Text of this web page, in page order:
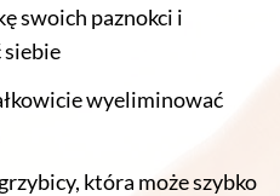
swoich paznokci i
siebie
wyeliminować
która może szybko